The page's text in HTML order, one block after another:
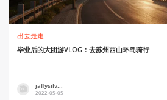
出去走走
毕业后的大团游VLOG：去苏州西山环岛骑行
jaflysilv...
2022-05-05